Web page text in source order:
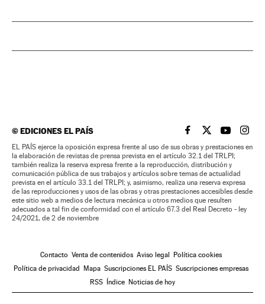
©EDICIONES EL PAÍS EL PAÍS BRASIL EN
EL PAÍSEL PAÍS
EL
EL PAÍS ejerce la oposición expresa frente al uso de sus obras y prestaciones en
la elaboración de revistas de prensa prevista en el artículo 32.1 del TRLPI;
también realiza la reserva expresa frente a la reproducción, distribución y
comunicación pública de sus trabajos y artículos sobre temas de actualidad
prevista en el artículo 33.1 del TRLPI; y, asimismo, realiza una reserva expresa
de las reproducciones y usos de las obras y otras prestaciones accesibles desde
este sitio web a medios de lectura mecánica u otros medios que resulten
adecuados a tal fin de conformidad con el artículo 67.3 del Real Decreto - ley
24/2021, de 2 de noviembre
Contacto Venta de contenidos Aviso legal
Política cookies
Política de privacidad
Mapa Suscripciones EL PAÍS Suscripciones empresas
RSS
Índice Noticias de hoy